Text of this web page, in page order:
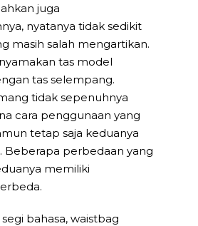
juga
nyatanya tidak sedikit
masih salah mengartikan.
tas model
tas selempang.
tidak sepenuhnya
cara penggunaan yang
tetap saja keduanya
Beberapa perbedaan yang
memiliki
bahasa, waistbag